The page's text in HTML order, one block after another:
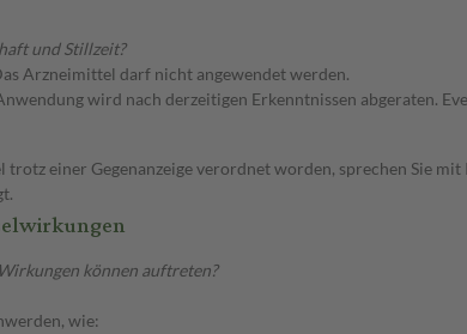
und Stillzeit?
Arzneimittel darf nicht angewendet werden.
wird nach derzeitigen Erkenntnissen abgeraten.
trotz einer Gegenanzeige verordnet worden, sprechen Sie
können auftreten?
wie: